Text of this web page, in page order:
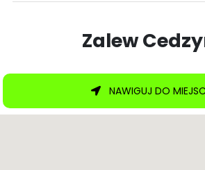
Zalew
NAWIGUJ DO